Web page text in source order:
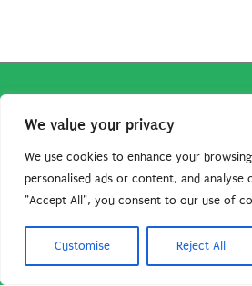
We value your privacy
We use cookies to enhance your
personalised ads or content, and analyse
"Accept All", you consent to our use of
Customise Reject All
associato Amazon percepisce dei
Tutti i guadagni sono direttamente
per continuare a condividere tutorial
dei cartoon. Grazie per il
Barbara Basso - P. Iva